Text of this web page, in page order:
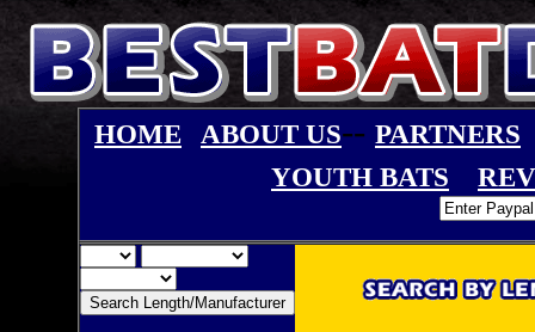
HOME ABOUT US-- PARTNERS
YOUTH BATS